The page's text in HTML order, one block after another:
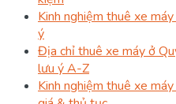
Kinh nghiệm thuê xe
ý
Địa chỉ thuê xe máy ở
lưu ý A-Z
Kinh nghiệm thuê xe